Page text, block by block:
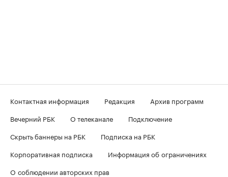
Контактная информация Редакция
Архив программ
Вечерний РБК
О телеканале
Подключение
Скрыть баннеры на РБК
Подписка на РБК
Корпоративная подписка
Информация об ограничениях
О соблюдении авторских прав